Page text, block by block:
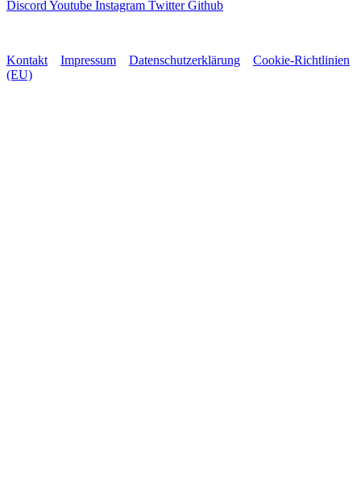
Discord Youtube Instagram Twitter Github
Kontakt
Impressum Datenschutzerklärung
Cookie-Richtlinien
(EU)